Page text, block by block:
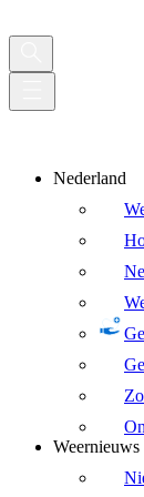
Nederland
Weernieuws